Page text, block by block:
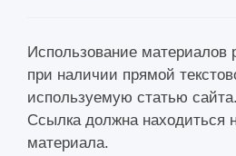
Использование материалов
при наличии прямой
используемую статью сайта.
Ссылка должна находиться
материала.